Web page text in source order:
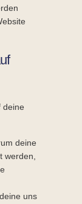
deine
deine
werden,
uns